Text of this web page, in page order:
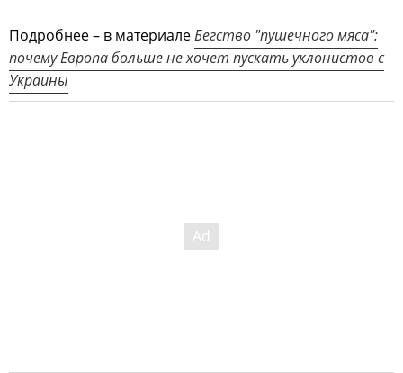
Подробнее – в материалеБегство "пушечного мяса":
почему Европа больше не хочет пускать уклонистов с
Украины